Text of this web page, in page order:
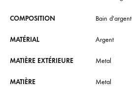
COMPOSITION Bain d'argent
MATÉRIAL Argent
MATIÈRE EXTÉRIEURE Metal
MATIÈRE Metal